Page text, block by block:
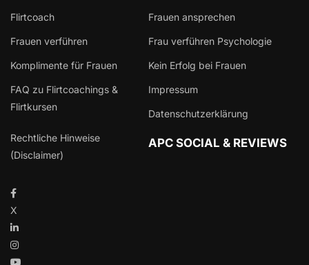
Flirtcoach Frauen ansprechen
Frauen verführen Frau verführen Psychologie
Komplimente für Frauen Kein Erfolg bei Frauen
FAQ zu Flirtcoachings &
Flirtkursen
Impressum
Datenschutzerklärung
Rechtliche Hinweise
(Disclaimer)
APC SOCIAL & REVIEWS
X